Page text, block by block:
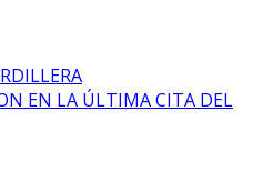
EN LA ÚLTIMA CITA DEL